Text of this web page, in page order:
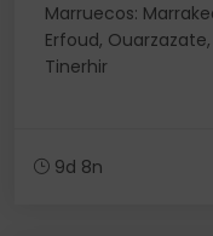
Marruecos:
Erfoud,
Tinerhir
9d 8n